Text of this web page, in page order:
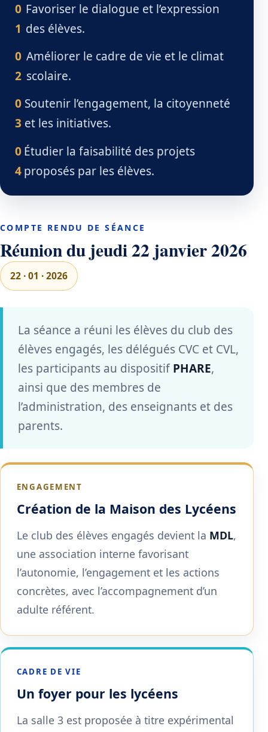
0
1
Favoriser le dialogue et l’expression
des élèves.
0
2
Améliorer le cadre de vie et le climat
scolaire.
0
3
Soutenir l’engagement, la citoyenneté
et les initiatives.
0
4
Étudier la faisabilité des projets
proposés par les élèves.
COMPTE RENDU DE SÉANCE
Réunion du jeudi 22 janvier 2026
22 · 01 · 2026
La séance a réuni les élèves du club des
élèves engagés, les délégués CVC et CVL,
les participants au dispositifPHARE,
ainsi que des membres de
l’administration, des enseignants et des
parents.
ENGAGEMENT
Création de la Maison des Lycéens
Le club des élèves engagés devient la MDL,
une association interne favorisant
l’autonomie, l’engagement et les actions
concrètes, avec l’accompagnement d’un
adulte référent.
CADRE DE VIE
Un foyer pour les lycéens
La salle 3 est proposée à titre expérimental